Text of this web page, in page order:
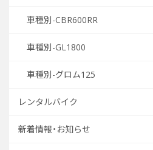
車種別-CBR600RR
車種別-GL1800
車種別-グロム125
レンタルバイク
新着情報・お知らせ